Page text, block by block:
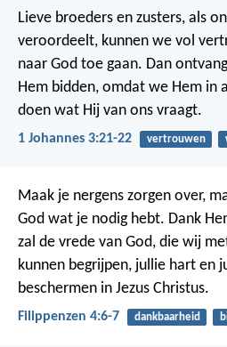
Lieve broeders en zusters, als
veroordeelt, kunnen we vol
naar God toe gaan. Dan
Hem bidden, omdat we Hem in
doen wat Hij van ons vraagt.
1 Johannes 3:21-22 vertrouwen
Maak je nergens zorgen over,
God wat je nodig hebt. Dank
zal de vrede van God, die wij
kunnen begrijpen, jullie hart en
beschermen in Jezus Christus.
Filippenzen 4:6-7 dankbaarheid